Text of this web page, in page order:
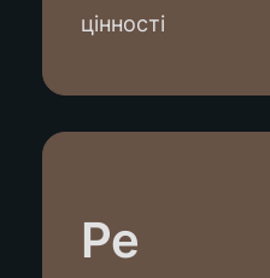
цінності
Pe